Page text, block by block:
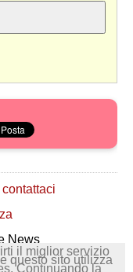
News
il miglior servizio
questo sito utilizza
Continuando la